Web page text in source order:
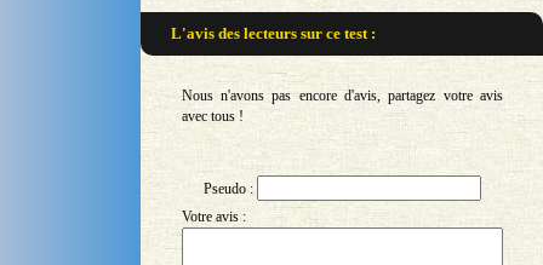
L'avis des lecteurs surce test :
Nous n'avons pas encore d'avis, partagez votre avis
avec tous !
Pseudo :
Votre avis :